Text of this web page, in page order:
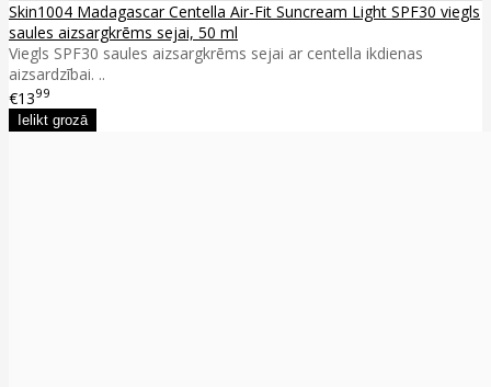
Skin1004 Madagascar Centella Air-Fit Suncream Light SPF30 viegls
saules aizsargkrēms sejai, 50 ml
Viegls SPF30 saules aizsargkrēms sejai ar centella ikdienas
aizsardzībai. ..
€1399